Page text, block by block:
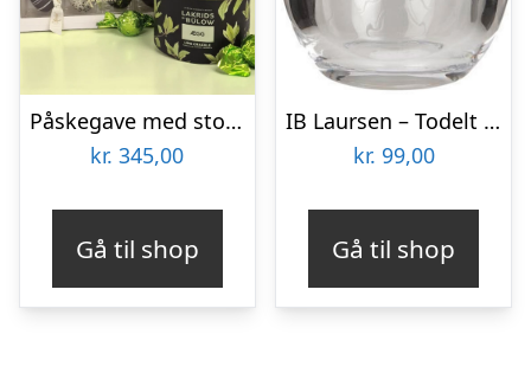
Påskegave med stort påskeæg fra Lakrids by Bülow og marcipan påskeæg
kr. 345,00
Gå til shop
IB Laursen – Todelt glas påskeæg
kr. 99,00
Gå til shop